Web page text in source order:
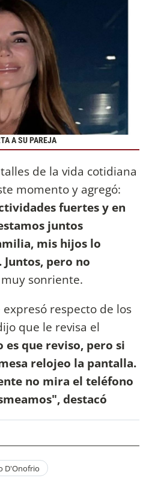
A SU PAREJA
de la vida cotidiana
momento y agregó:
fuertes y en
juntos
mis hijos lo
pero no
sonriente.
expresó respecto de los
que le revisa el
es que reviso, pero si
relojeo la pantalla.
no mira el teléfono
destacó
D'Onofrio